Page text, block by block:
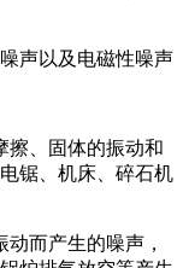
声以及电磁性噪声
、固体的振动和
锯、机床、碎石机
而产生的噪声，